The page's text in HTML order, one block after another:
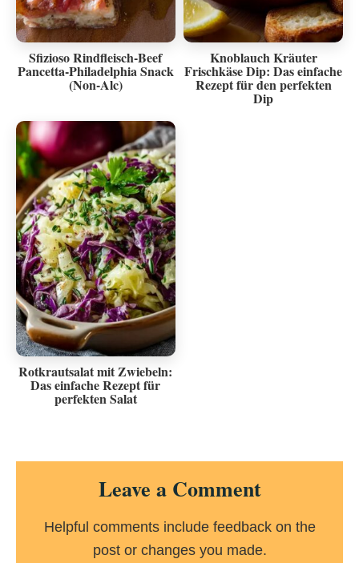
Sfizioso Rindfleisch-Beef
Pancetta-Philadelphia Snack
(Non-Alc)
Knoblauch Kräuter
Frischkäse Dip: Das einfache
Rezept für den perfekten
Dip
Rotkrautsalat mit Zwiebeln:
Das einfache Rezept für
perfekten Salat
Reader
InteractionsLeave a Comment
Helpful comments include feedback on the
post or changes you made.